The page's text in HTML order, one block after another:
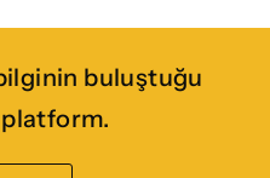
buluştuğu